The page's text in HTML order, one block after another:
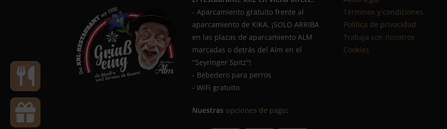
- Aparcamiento gratuito frente al
aparcamiento de KIKA, ¡SOLO ARRIBA
en las plazas de aparcamiento ALM
marcadas o detrás del Alm en el
"Seyringer Spitz"!
- Bebedero para perros
- WiFi gratuito
Nuestras opciones de pago:
Términos y condiciones
Política de privacidad
Trabaja con nosotros
Cookies